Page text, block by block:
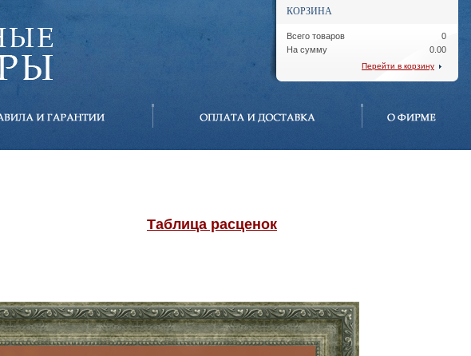
КОРЗИНА
Всего товаров
На сумму
0
0.00
Перейти в корзину
Таблица расценок